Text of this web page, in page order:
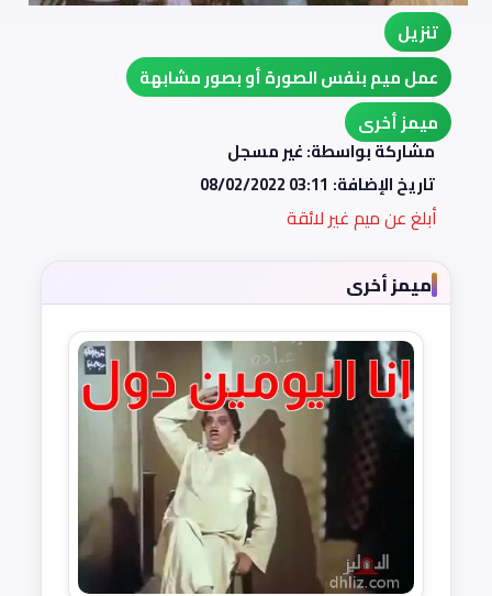
تنزيل
عمل ميم بنفس الصورة أو بصور مشابهة
ميمز أخرى
مشاركة بواسطة: غير مسجل
تاريخ الإضافة: 08/02/2022 03:11
أبلغ عن ميم غير لائقة
ميمز أخرى